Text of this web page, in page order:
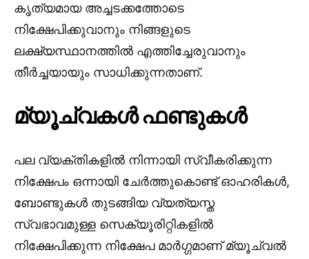
കൃത്യമായ അച്ചടക്കത്തോടെ
നിക്ഷേപിക്കുവാനും നിങ്ങളുടെ
ലക്ഷ്യസ്ഥാനത്തിൽ എത്തിച്ചേരുവാനും
തീർച്ചയായും സാധിക്കുന്നതാണ്.
മ്യൂച്വകൾ ഫണ്ടുകൾ
പല വ്യക്തികളിൽ നിന്നായി സ്വീകരിക്കുന്ന
നിക്ഷേപം ഒന്നായി ചേർത്തുകൊണ്ട് ഓഹരികൾ,
ബോണ്ടുകൾ തുടങ്ങിയ വ്യത്യസ്ത
സ്വഭാവമുള്ള സെക്യൂരിറ്റികളിൽ
നിക്ഷേപിക്കുന്ന നിക്ഷേപ മാർഗ്ഗമാണ് മ്യൂച്വൽ